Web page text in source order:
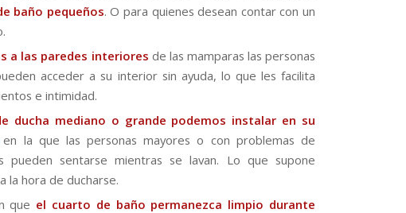
baño pequeños. O para quienes desean contar con un
a las paredes interiores de las mamparas las personas
acceder a su interior sin ayuda, lo que les facilita
e intimidad.
ducha mediano o grande podemos instalar en su
en la que las personas mayores o con problemas de
pueden sentarse mientras se lavan. Lo que supone
la hora de ducharse.
que el cuarto de baño permanezca limpio durante